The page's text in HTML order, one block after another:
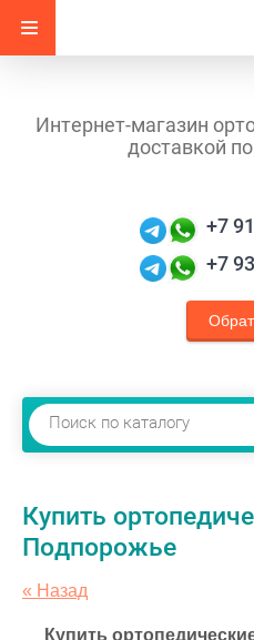
Интернет-магазин
доставкой
+7
+7
Купить
Подпорожье
« Назад
Купить